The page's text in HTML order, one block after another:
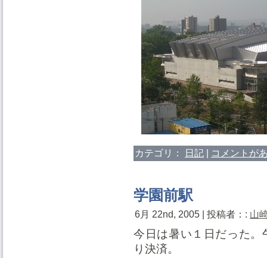
カテゴリ： 日記 | コメントが
学園前駅
6月 22nd, 2005 | 投稿者：: 山
今日は暑い１日だった。
り決済。